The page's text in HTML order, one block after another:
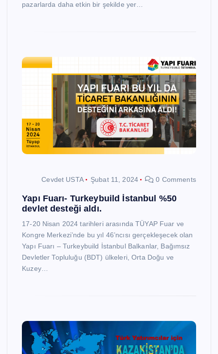
pazarlarda daha etkin bir şekilde yer…
Cevdet USTA Şubat 11, 2024 0 Comments
Yapı Fuarı- Turkeybuild İstanbul %50
devlet desteği aldı.
17-20 Nisan 2024 tarihleri arasında TÜYAP Fuar ve
Kongre Merkezi’nde bu yıl 46’ncısı gerçekleşecek olan
Yapı Fuarı – Turkeybuild İstanbul Balkanlar, Bağımsız
Devletler Topluluğu (BDT) ülkeleri, Orta Doğu ve
Kuzey…